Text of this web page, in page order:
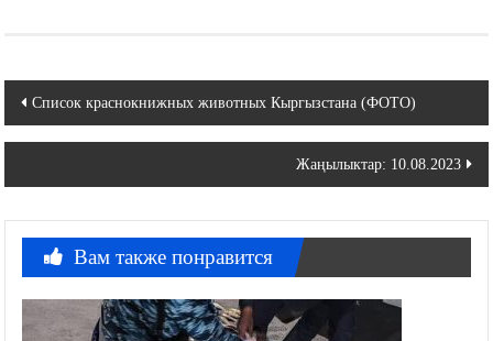
Навигация
по
Список краснокнижных животных Кыргызстана (ФОТО)
Жаңылыктар: 10.08.2023
Вам также понравится